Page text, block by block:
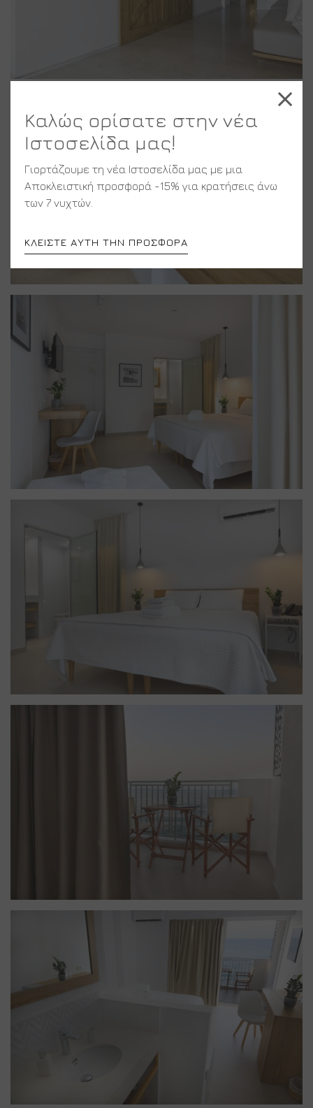
Καλώς ορίσατε στην νέα
Ιστοσελίδα μας!
Γιορτάζουμε τη νέα Ιστοσελίδα μας με μια
Αποκλειστική προσφορά -15% για κρατήσεις άνω
των 7 νυχτών.
ΚΛΕΊΣΤΕ ΑΥΤΉ ΤΗΝ ΠΡΟΣΦΟΡΆ